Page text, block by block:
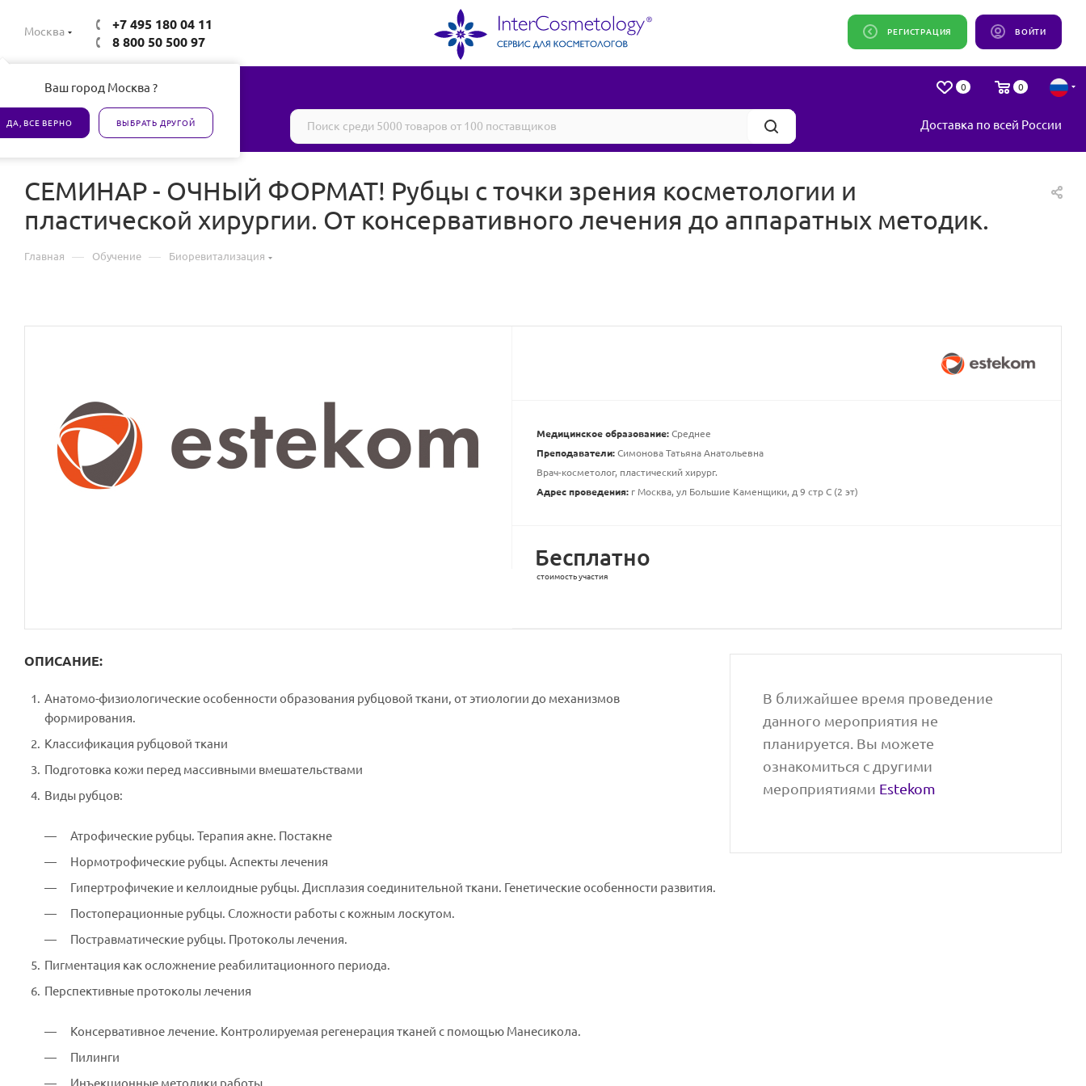
Москва
Ваш город Москва ?
ДА, ВСЕ ВЕРНО ВЫБРАТЬ ДРУГОЙ
+7 495 180 04 11
8 800 50 500 97
ВОЙТИ
РЕГИСТРАЦИЯ
0 0
Все товары сертифицированы Доставка по всей России
СЕМИНАР - ОЧНЫЙ ФОРМАТ! Рубцы с точки зрения косметологии и
пластической хирургии. От консервативного лечения до аппаратных методик.
Главная — Обучение — Биоревитализация
Медицинское образование:Среднее
Преподаватели:Симонова Татьяна Анатольевна
Врач-косметолог, пластический хирург.
Адрес проведения:г Москва, ул Большие Каменщики, д 9 стр С (2 эт)
Бесплатно
стоимость участия
В ближайшее время проведение
данного мероприятия не
планируется. Вы можете
ознакомиться с другими
мероприятиями Estekom
ОПИСАНИЕ:
Анатомо-физиологические особенности образования рубцовой ткани, от этиологии до механизмов
формирования.
Классификация рубцовой ткани
Подготовка кожи перед массивными вмешательствами
Виды рубцов:
Атрофические рубцы. Терапия акне. Постакне
Нормотрофические рубцы. Аспекты лечения
Гипертрофичекие и келлоидные рубцы. Дисплазия соединительной ткани. Генетические особенности развития.
Постоперационные рубцы. Сложности работы с кожным лоскутом.
Постравматические рубцы. Протоколы лечения.
Пигментация как осложнение реабилитационного периода.
Перспективные протоколы лечения
Консервативное лечение. Контролируемая регенерация тканей с помощью Манесикола.
Пилинги
Инъекционные методики работы